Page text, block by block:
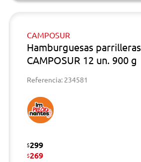
CAMPOSUR
Hamburguesas parrilleras
CAMPOSUR 12 un. 900 g
Referencia: 234581
$299
$269